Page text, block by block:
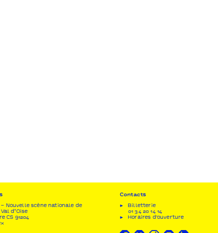
Nouvelle scène nationale de
d’Oise
CS 91204
Contacts
Billetterie
01 34 20 14 14
Horaires d'ouverture